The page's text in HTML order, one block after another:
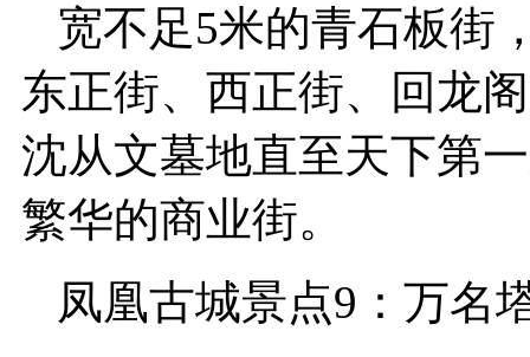
宽不足5米的青石板街
东正街、西正街、回龙
沈从文墓地直至天下第
繁华的商业街。
凤凰古城景点9：万名